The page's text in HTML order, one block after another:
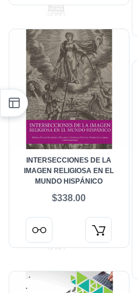
INTERSECCIONES DE LA
IMAGEN RELIGIOSA EN EL
MUNDO HISPÁNICO
$338.00